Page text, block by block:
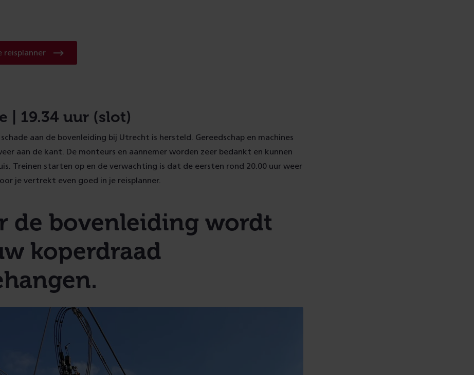
reisplannerCheck
| 19.34 uur (slot)
schade aan de bovenleiding bij Utrecht is hersteld. Gereedschap en machines
aan de kant. De monteurs en aannemer worden zeer bedankt en kunnen
Treinen starten op en de verwachting is dat de eersten rond 20.00 uur weer
je vertrekt even goed in je reisplanner.
de bovenleiding wordt
koperdraad